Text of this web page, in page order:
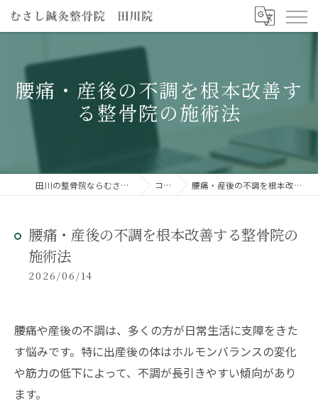
腰痛・産後の不調を根本改善す
る整骨院の施術法
田川の整骨院ならむさし鍼灸整骨院 田川院 コラム 腰痛・産後の不調を根本改善する整骨院の施術法
腰痛・産後の不調を根本改善する整骨院の
施術法
2026/06/14
腰痛や産後の不調は、多くの方が日常生活に支障をきた
す悩みです。特に出産後の体はホルモンバランスの変化
や筋力の低下によって、不調が長引きやすい傾向があり
ます。